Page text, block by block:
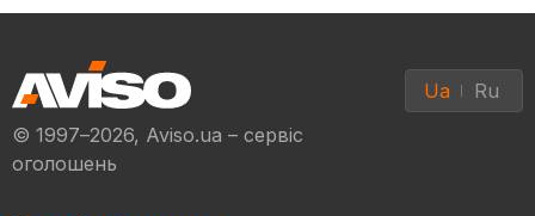
© 1997–2026, Aviso.ua – сервіс
оголошень
Ua Ru